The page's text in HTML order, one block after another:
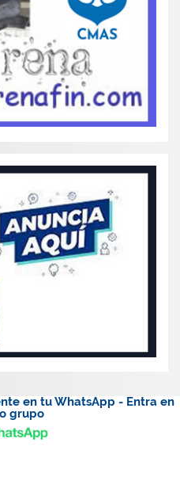
en tu WhatsApp - Entra en
grupo